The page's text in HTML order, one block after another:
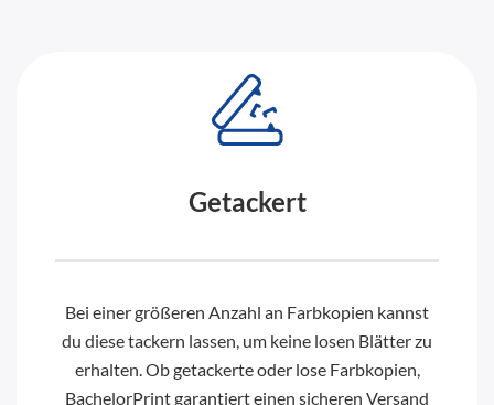
Getackert
Bei einer größeren Anzahl an Farbkopien kannst
du diese tackern lassen, um keine losen Blätter zu
erhalten. Ob getackerte oder lose Farbkopien,
BachelorPrint garantiert einen sicheren Versand